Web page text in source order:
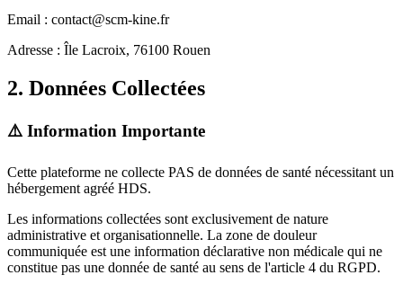
Email : contact@scm-kine.fr
Adresse : Île Lacroix, 76100 Rouen
2. Données Collectées
⚠️ Information Importante
Cette plateforme ne collecte PAS de données de santé nécessitant un
hébergement agréé HDS.
Les informations collectées sont exclusivement de nature
administrative et organisationnelle. La zone de douleur
communiquée est une information déclarative non médicale qui ne
constitue pas une donnée de santé au sens de l'article 4 du RGPD.